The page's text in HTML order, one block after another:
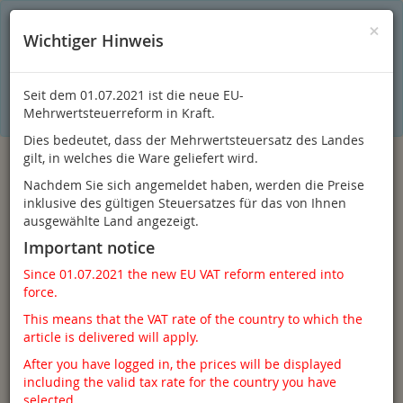
Einkaufserlebnis. Dabei werden beispielsweise die Session-
gespeichert. Ohne Cookies ist der Funktionsumfang des
Online-Shops eingeschränkt.Sind Sie damit nicht
einverstanden, klicken Sie bitte hier.
ToggleMenü
×
Wichtiger Hinweis
Seit dem 01.07.2021 ist die neue EU-
Mehrwertsteuerreform in Kraft.
Dies bedeutet, dass der Mehrwertsteuersatz des Landes
gilt, in welches die Ware geliefert wird.
Nachdem Sie sich angemeldet haben, werden die Preise
inklusive des gültigen Steuersatzes für das von Ihnen
ausgewählte Land angezeigt.
Important notice
Since 01.07.2021 the new EU VAT reform entered into
force.
This means that the VAT rate of the country to which the
article is delivered will apply.
After you have logged in, the prices will be displayed
including the valid tax rate for the country you have